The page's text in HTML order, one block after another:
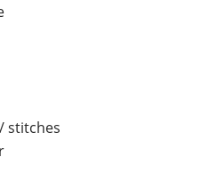
stitches